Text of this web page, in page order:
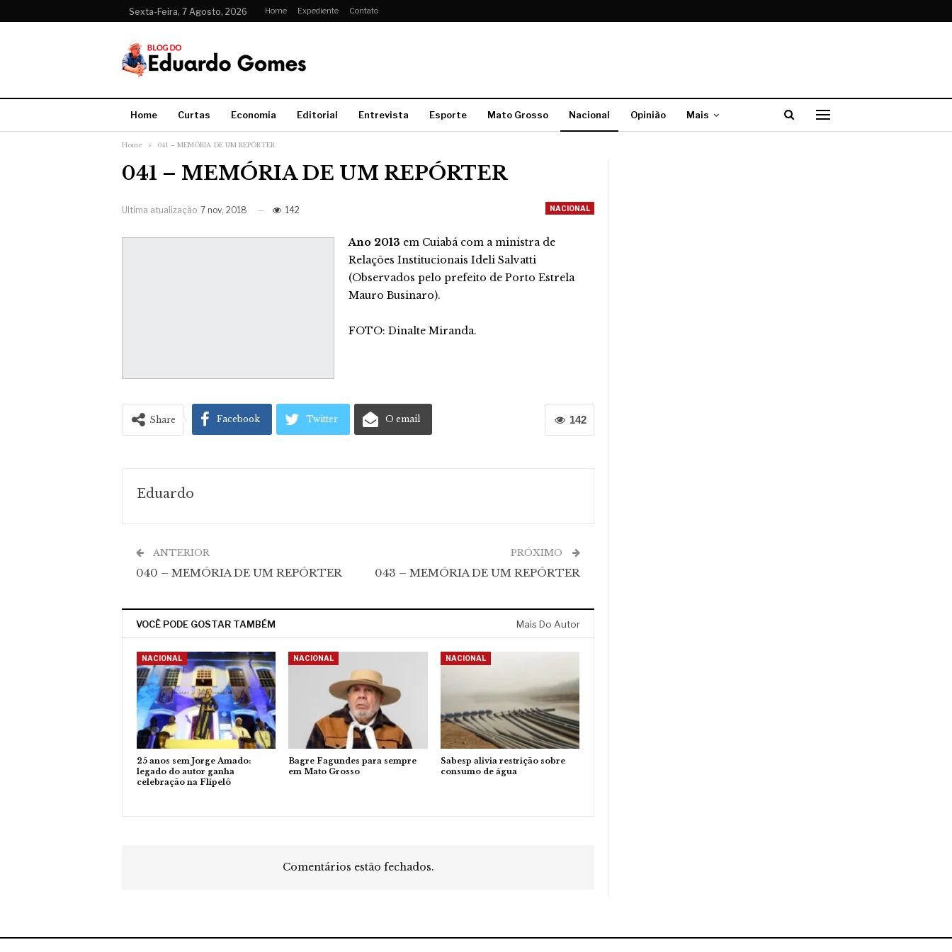
Sexta-Feira, 7 Agosto, 2026 Home Expediente Contato
Home Curtas Economia Editorial Entrevista Esporte Mato Grosso Nacional Opinião Mais
Home 041 – MEMÓRIA DE UM REPÓRTER
041 – MEMÓRIA DE UM REPÓRTER
NACIONAL
Ultima atualização 7 nov, 2018 142
Ano 2013 em Cuiabá com a ministra de
Relações Institucionais Ideli Salvatti
(Observados pelo prefeito de Porto Estrela
Mauro Businaro).
FOTO: Dinalte Miranda.
142
Share Facebook Twitter O email
Eduardo
ANTERIOR
040 – MEMÓRIA DE UM REPÓRTER
PRÓXIMO
043 – MEMÓRIA DE UM REPÓRTER
VOCÊ PODE GOSTAR TAMBÉM Mais Do Autor
NACIONAL
25 anos sem Jorge Amado:
legado do autor ganha
celebração na Flipelô
NACIONAL
Bagre Fagundes para sempre
em Mato Grosso
NACIONAL
Sabesp alivia restrição sobre
consumo de água
Comentários estão fechados.